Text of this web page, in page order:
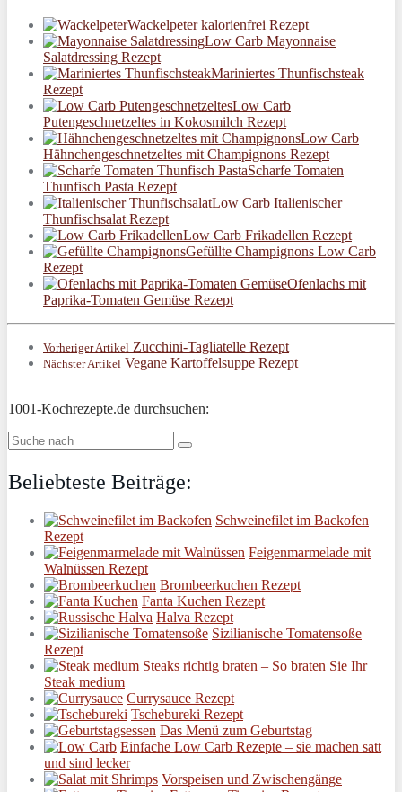
Wackelpeter kalorienfrei Rezept
Low Carb Mayonnaise
Salatdressing Rezept
Mariniertes Thunfischsteak
Rezept
Low Carb
Putengeschnetzeltes in Kokosmilch Rezept
Low Carb
Hähnchengeschnetzeltes mit Champignons Rezept
Scharfe Tomaten
Thunfisch Pasta Rezept
Low Carb Italienischer
Thunfischsalat Rezept
Low Carb Frikadellen Rezept
Gefüllte Champignons Low Carb
Rezept
Ofenlachs mit
Paprika-Tomaten Gemüse Rezept
Vorheriger Artikel Zucchini-Tagliatelle Rezept
Nächster Artikel Vegane Kartoffelsuppe Rezept
1001-Kochrezepte.de durchsuchen:
Beliebteste Beiträge:
Schweinefilet im Backofen
Rezept
Feigenmarmelade mit
Walnüssen Rezept
Brombeerkuchen Rezept
Fanta Kuchen Rezept
Halva Rezept
Sizilianische Tomatensoße
Rezept
Steaks richtig braten – So braten Sie Ihr
Steak medium
Currysauce Rezept
Tschebureki Rezept
Das Menü zum Geburtstag
Einfache Low Carb Rezepte – sie machen satt
und sind lecker
Vorspeisen und Zwischengänge